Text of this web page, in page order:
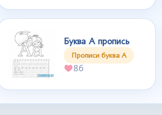
Буква А пропись
Прописи буква А
86